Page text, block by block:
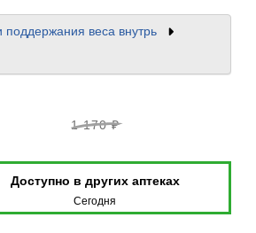
веса внутрь
1 170 ₽
Доступно в других аптеках
Сегодня